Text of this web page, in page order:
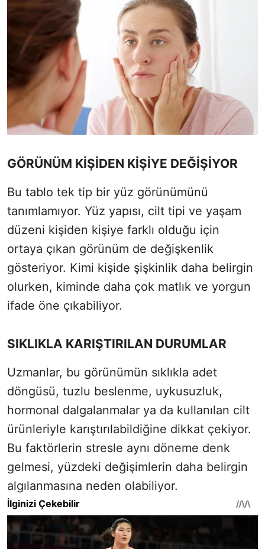
GÖRÜNÜM KİŞİDEN KİŞİYE DEĞİŞİYOR
Bu tablo tek tip bir yüz görünümünü
tanımlamıyor. Yüz yapısı, cilt tipi ve yaşam
düzeni kişiden kişiye farklı olduğu için
ortaya çıkan görünüm de değişkenlik
gösteriyor. Kimi kişide şişkinlik daha belirgin
olurken, kiminde daha çok matlık ve yorgun
ifade öne çıkabiliyor.
SIKLIKLA KARIŞTIRILAN DURUMLAR
Uzmanlar, bu görünümün sıklıkla adet
döngüsü, tuzlu beslenme, uykusuzluk,
hormonal dalgalanmalar ya da kullanılan cilt
ürünleriyle karıştırılabildiğine dikkat çekiyor.
Bu faktörlerin stresle aynı döneme denk
gelmesi, yüzdeki değişimlerin daha belirgin
algılanmasına neden olabiliyor.